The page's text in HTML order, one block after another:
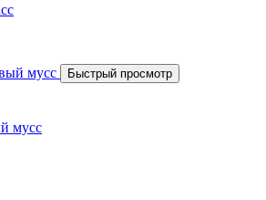
Быстрый просмотр
мусс